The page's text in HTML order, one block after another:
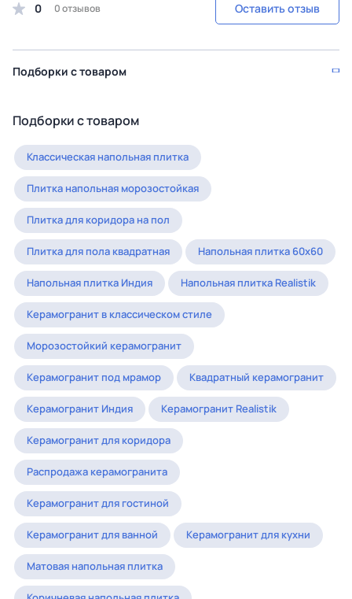
0 0 отзывов Оставить отзыв
Подборки с товаром
Подборки с товаром
Классическая напольная плитка
Плитка напольная морозостойкая
Плитка для коридора на пол
Плитка для пола квадратная Напольная плитка 60x60
Напольная плитка Индия Напольная плитка Realistik
Керамогранит в классическом стиле
Морозостойкий керамогранит
Керамогранит под мрамор Квадратный керамогранит
Керамогранит Индия Керамогранит Realistik
Керамогранит для коридора
Распродажа керамогранита
Керамогранит для гостиной
Керамогранит для ванной Керамогранит для кухни
Матовая напольная плитка